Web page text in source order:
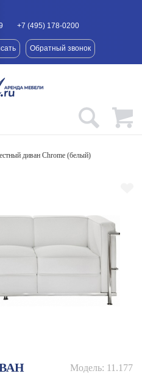
+7 (495) 178-0200
Обратный звонок
диван Chrome (белый)
Модель: 11.177